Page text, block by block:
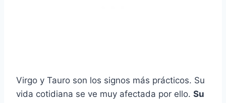
Virgo y Tauro son los signos más prácticos. Su
vida cotidiana se ve muy afectada por ello. Su